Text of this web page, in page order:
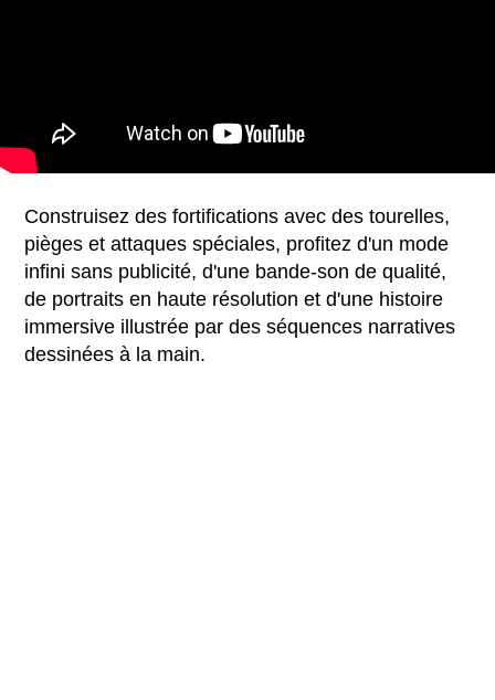
Construisez des fortifications avec des tourelles,
pièges et attaques spéciales, profitez d'un mode
infini sans publicité, d'une bande-son de qualité,
de portraits en haute résolution et d'une histoire
immersive illustrée par des séquences narratives
dessinées à la main.